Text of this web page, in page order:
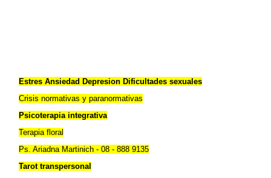
Estres Ansiedad Depresion Dificultades sexuales
Crisis normativas y paranormativas
Psicoterapia integrativa
Terapia floral
Ps. Ariadna Martinich - 08 - 888 9135
Tarot transpersonal